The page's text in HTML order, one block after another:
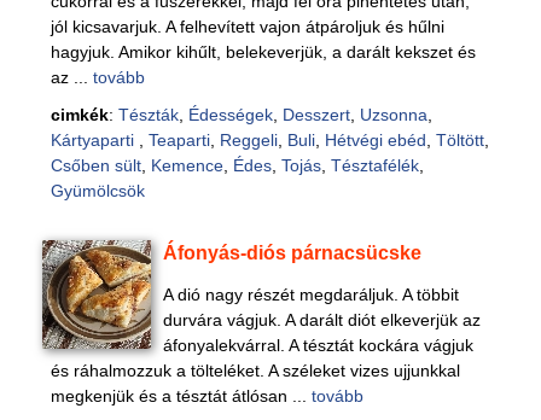
jól kicsavarjuk. A felhevített vajon átpároljuk és hűlni
hagyjuk. Amikor kihűlt, belekeverjük, a darált kekszet és
az ... tovább
cimkék: Tészták, Édességek, Desszert, Uzsonna
Kártyaparti
Teaparti, Reggeli, Buli, Hétvégi ebéd Töltött,
Csőben sült, Kemence, Édes, Tojás, Tésztafélék,
Gyümölcsök
Áfonyás-diós párnacsücske
A dió nagy részét megdaráljuk. A többit
durvára vágjuk. A darált diót elkeverjük az
áfonyalekvárral. A tésztát kockára vágjuk
és ráhalmozzuk a tölteléket. A széleket vizes ujjunkkal
megkenjük és a tésztát átlósan ... tovább